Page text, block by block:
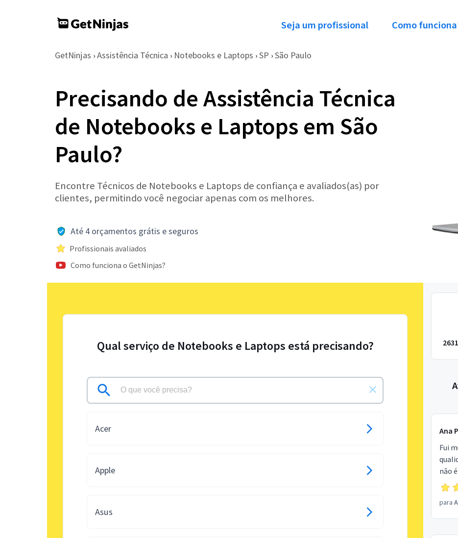
Seja um profissional Como
GetNinjas › Assistência Técnica › Notebooks e Laptops › SP › São Paulo
Precisando de Assistência Técnica
de Notebooks e Laptops em São
Paulo?
Encontre Técnicos de Notebooks e Laptops de confiança e avaliados(as) por
clientes, permitindo você negociar apenas com os melhores.
Até 4 orçamentos grátis e seguros
Profissionais avaliados
Como funciona o GetNinjas?
Qual serviço de Notebooks e Laptops está precisando?
Acer
Apple
Asus
2631
Ana
Fui
não
para